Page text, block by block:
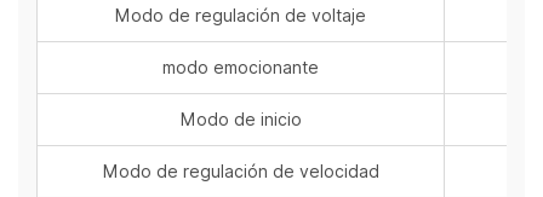
Modo de regulación de voltaje
modo emocionante
Modo de inicio
Modo de regulación de velocidad